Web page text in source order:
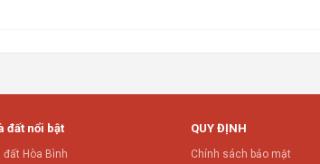
đất nổi bật
đất Hòa Bình
QUY ĐỊNH
Chính sách bảo mật